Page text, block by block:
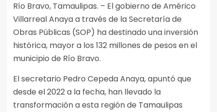
Río Bravo, Tamaulipas. – El gobierno de Américo
Villarreal Anaya a través de la Secretaría de
Obras Públicas (SOP) ha destinado una inversión
histórica, mayor a los 132 millones de pesos en el
municipio de Río Bravo.
El secretario Pedro Cepeda Anaya, apuntó que
desde el 2022 a la fecha, han llevado la
transformación a esta región de Tamaulipas